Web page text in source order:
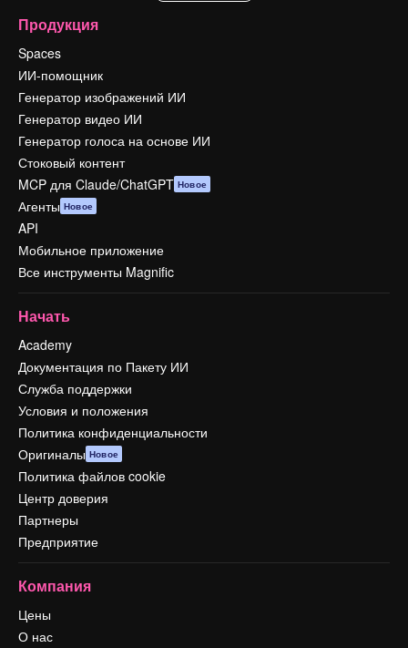
Продукция
Spaces
ИИ-помощник
Генератор изображений ИИ
Генератор видео ИИ
Генератор голоса на основе ИИ
Стоковый контент
MCP для Claude/ChatGPT Новое
Агенты Новое
API
Мобильное приложение
Все инструменты Magnific
Начать
Academy
Документация по Пакету ИИ
Служба поддержки
Условия и положения
Политика конфиденциальности
Оригиналы Новое
Политика файлов cookie
Центр доверия
Партнеры
Предприятие
Компания
Цены
О нас